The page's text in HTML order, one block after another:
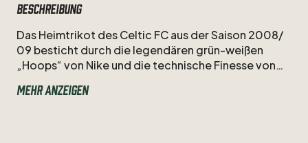
Beschreibung
DasHeimtrikot desCeltic FCausderSaison 2008​/​
09 besticht durch dielegendären grün-weißen
„Hoops“von Nikeund dietechnischeFinessevon
die„Bhoys“wichtige
Mehr anzeigen